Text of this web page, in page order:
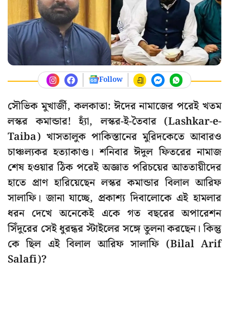
Follow
সৌভিক মুখার্জী, কলকাতা: ঈদের নামাজের পরেই খতম
লস্কর কমান্ডার! হ্যাঁ, লস্কর-ই-তৈবার (Lashkar-e-
Taiba) খাসতালুক পাকিস্তানের মুরিদকেতে আবারও
চাঞ্চল্যকর হত্যাকাণ্ড। শনিবার ঈদুল ফিতরের নামাজ
শেষ হওয়ার ঠিক পরেই অজ্ঞাত পরিচয়ের আততায়ীদের
হাতে প্রাণ হারিয়েছেন লস্কর কমান্ডার বিলাল আরিফ
সালাফি। জানা যাচ্ছে, প্রকাশ্য দিবালোকে এই হামলার
ধরন দেখে অনেকেই একে গত বছরের অপারেশন
সিঁদুরের সেই ধুরন্ধর স্টাইলের সঙ্গে তুলনা করছেন। কিন্তু
কে ছিল এই বিলাল আরিফ সালাফি (Bilal Arif
Salafi)?